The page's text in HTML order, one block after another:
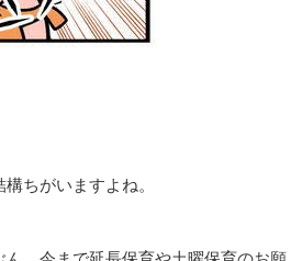
ちがいますよね。